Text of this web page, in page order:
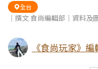
全台
｜撰文 食尚編輯部｜資料
《食尚玩家》